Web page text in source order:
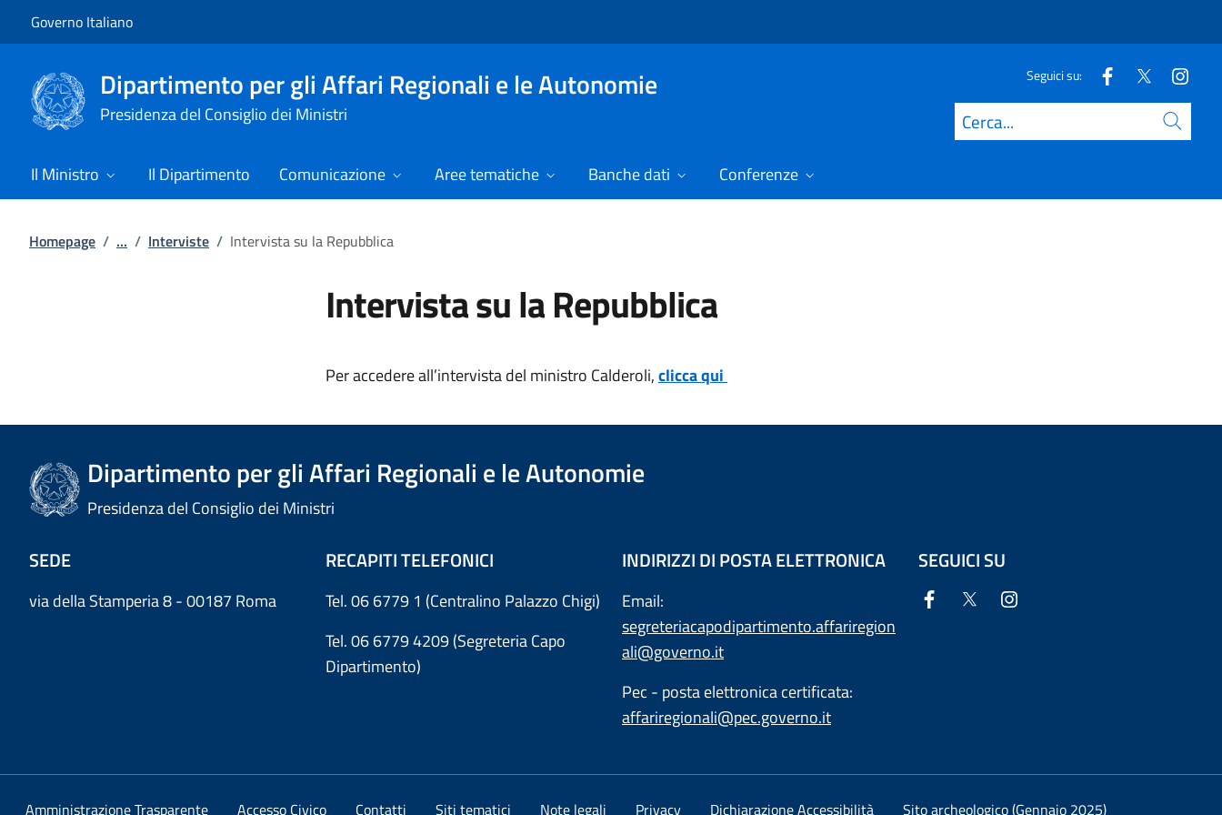
Governo Italiano
Dipartimento per gli Affari Regionali e le Autonomie
Presidenza del Consiglio dei Ministri
Seguici su:
Cerca
Il Ministro Il Dipartimento Comunicazione Aree tematiche Banche dati Conferenze
Homepage / ... / Interviste / Intervista su la Repubblica
Intervista su la Repubblica
Per accedere all’intervista del ministro Calderoli,clicca qui
Dipartimento per gli Affari Regionali e le Autonomie
Presidenza del Consiglio dei Ministri
SEDE
via della Stamperia 8 - 00187 Roma
RECAPITI TELEFONICI
Tel. 06 6779 1 (Centralino Palazzo Chigi)
Tel. 06 6779 4209 (Segreteria Capo
Dipartimento)
INDIRIZZI DI POSTA ELETTRONICA
Email:
segreteriacapodipartimento.affariregion
ali@governo.it
Pec - posta elettronica certificata:
affariregionali@pec.governo.it
SEGUICI SU
Amministrazione Trasparente Accesso Civico Contatti Siti tematici Note legali Privacy Dichiarazione Accessibilità Sito archeologico (Gennaio 2025)